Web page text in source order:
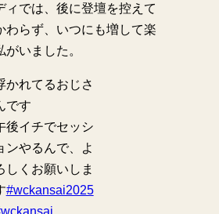
ィでは、後に登壇を控えて
わらず、いつにも増して楽
がいました。
かれてるおじさ
です
後イチでセッシ
ンやるんで、よ
しくお願いしま
#wckansai2025